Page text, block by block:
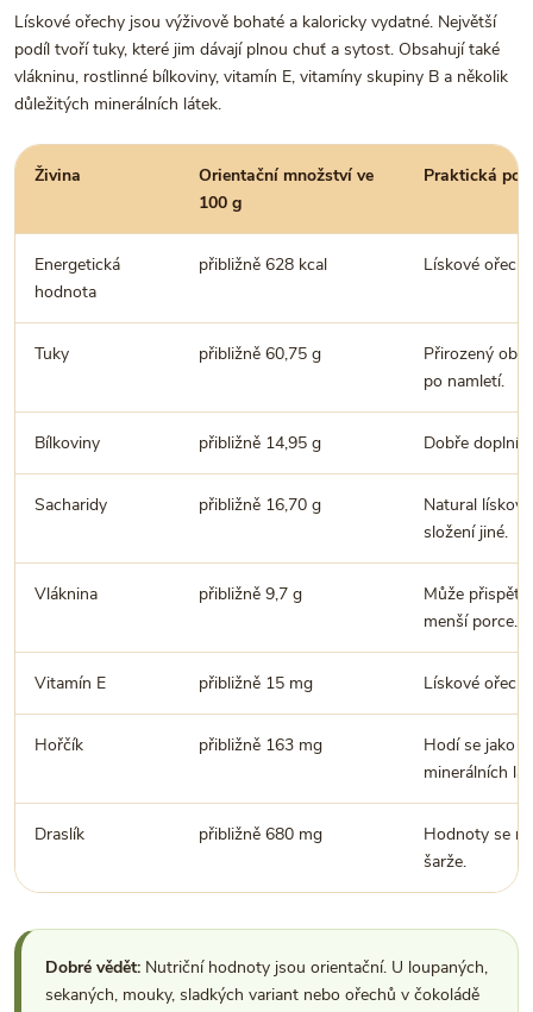
Lískové ořechy jsou výživově bohaté a kaloricky vydatné. Největší
podíl tvoří tuky, které jim dávají plnou chuť a sytost. Obsahují také
vlákninu, rostlinné bílkoviny, vitamín E, vitamíny skupiny B a několik
důležitých minerálních látek.
Živina
Orientační množství ve
100 g
Praktická
Energetická
hodnota
přibližně 628 kcal Lískové
Tuky přibližně 60,75 g
Přirozený
po namletí.
Bílkoviny přibližně 14,95 g Dobře doplní
Sacharidy přibližně 16,70 g
Natural
složení jiné.
Vláknina přibližně 9,7 g
Může přispět
menší porce.
Vitamín E přibližně 15 mg Lískové
Hořčík přibližně 163 mg
Hodí se jako
minerálních
Draslík přibližně 680 mg
Hodnoty se
šarže.
Dobré vědět: Nutriční hodnoty jsou orientační. U loupaných,
sekaných, mouky, sladkých variant nebo ořechů v čokoládě